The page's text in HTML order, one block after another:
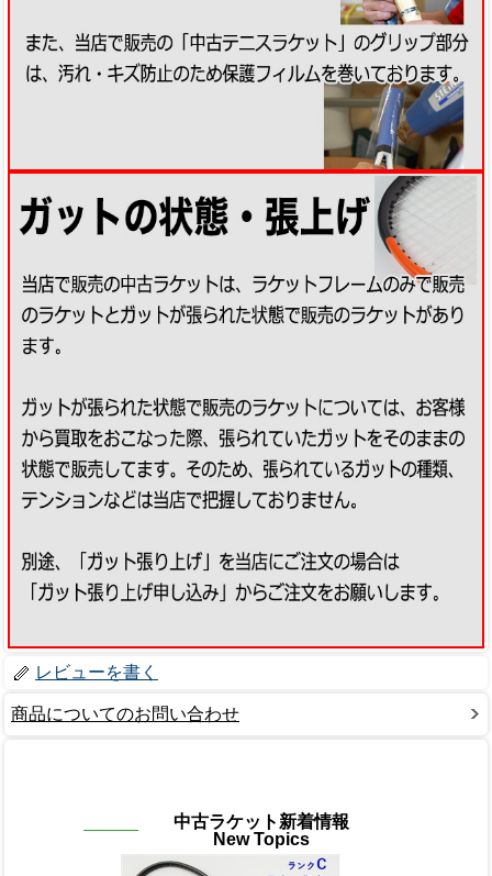
レビューを書く
商品についてのお問い合わせ
中古ラケット新着情報
New Topics